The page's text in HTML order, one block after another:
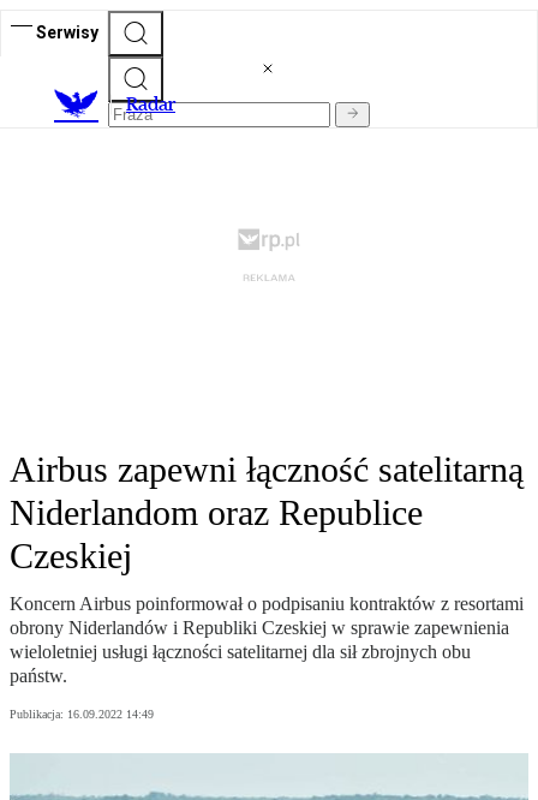
Serwisy
Radar
Airbus zapewni łączność satelitarną
Niderlandom oraz Republice
Czeskiej
Koncern Airbus poinformował o podpisaniu kontraktów z resortami
obrony Niderlandów i Republiki Czeskiej w sprawie zapewnienia
wieloletniej usługi łączności satelitarnej dla sił zbrojnych obu
państw.
Publikacja: 16.09.2022 14:49